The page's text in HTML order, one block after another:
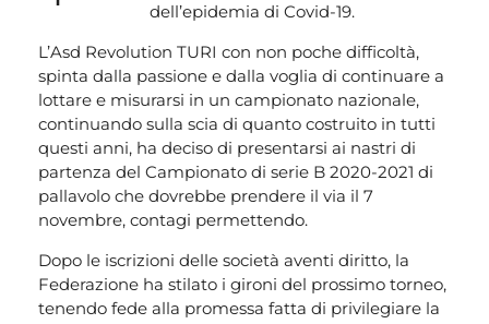
dell’epidemia di Covid-19.
L’Asd Revolution TURI con non poche difficoltà,
spinta dalla passione e dalla voglia di continuare a
lottare e misurarsi in un campionato nazionale,
continuando sulla scia di quanto costruito in tutti
questi anni, ha deciso di presentarsi ai nastri di
partenza del Campionato di serie B 2020-2021 di
pallavolo che dovrebbe prendere il via il 7
novembre, contagi permettendo.
Dopo le iscrizioni delle società aventi diritto, la
Federazione ha stilato i gironi del prossimo torneo,
tenendo fede alla promessa fatta di privilegiare la